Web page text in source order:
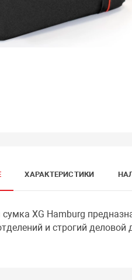
ХАРАКТЕРИСТИКИ
XG Hamburg
и строгий деловой